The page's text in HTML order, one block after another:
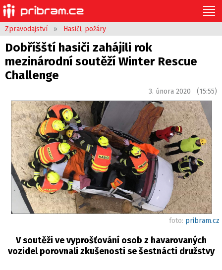
Zpravodajství » Hasiči, požáry
Dobříšští hasiči zahájili rok
mezinárodní soutěží Winter Rescue
Challenge
3. února 2020 (15:55)
foto: pribram.cz
V soutěži ve vyprošťování osob z havarovaných
vozidel porovnali zkušenosti se šestnácti družstvy